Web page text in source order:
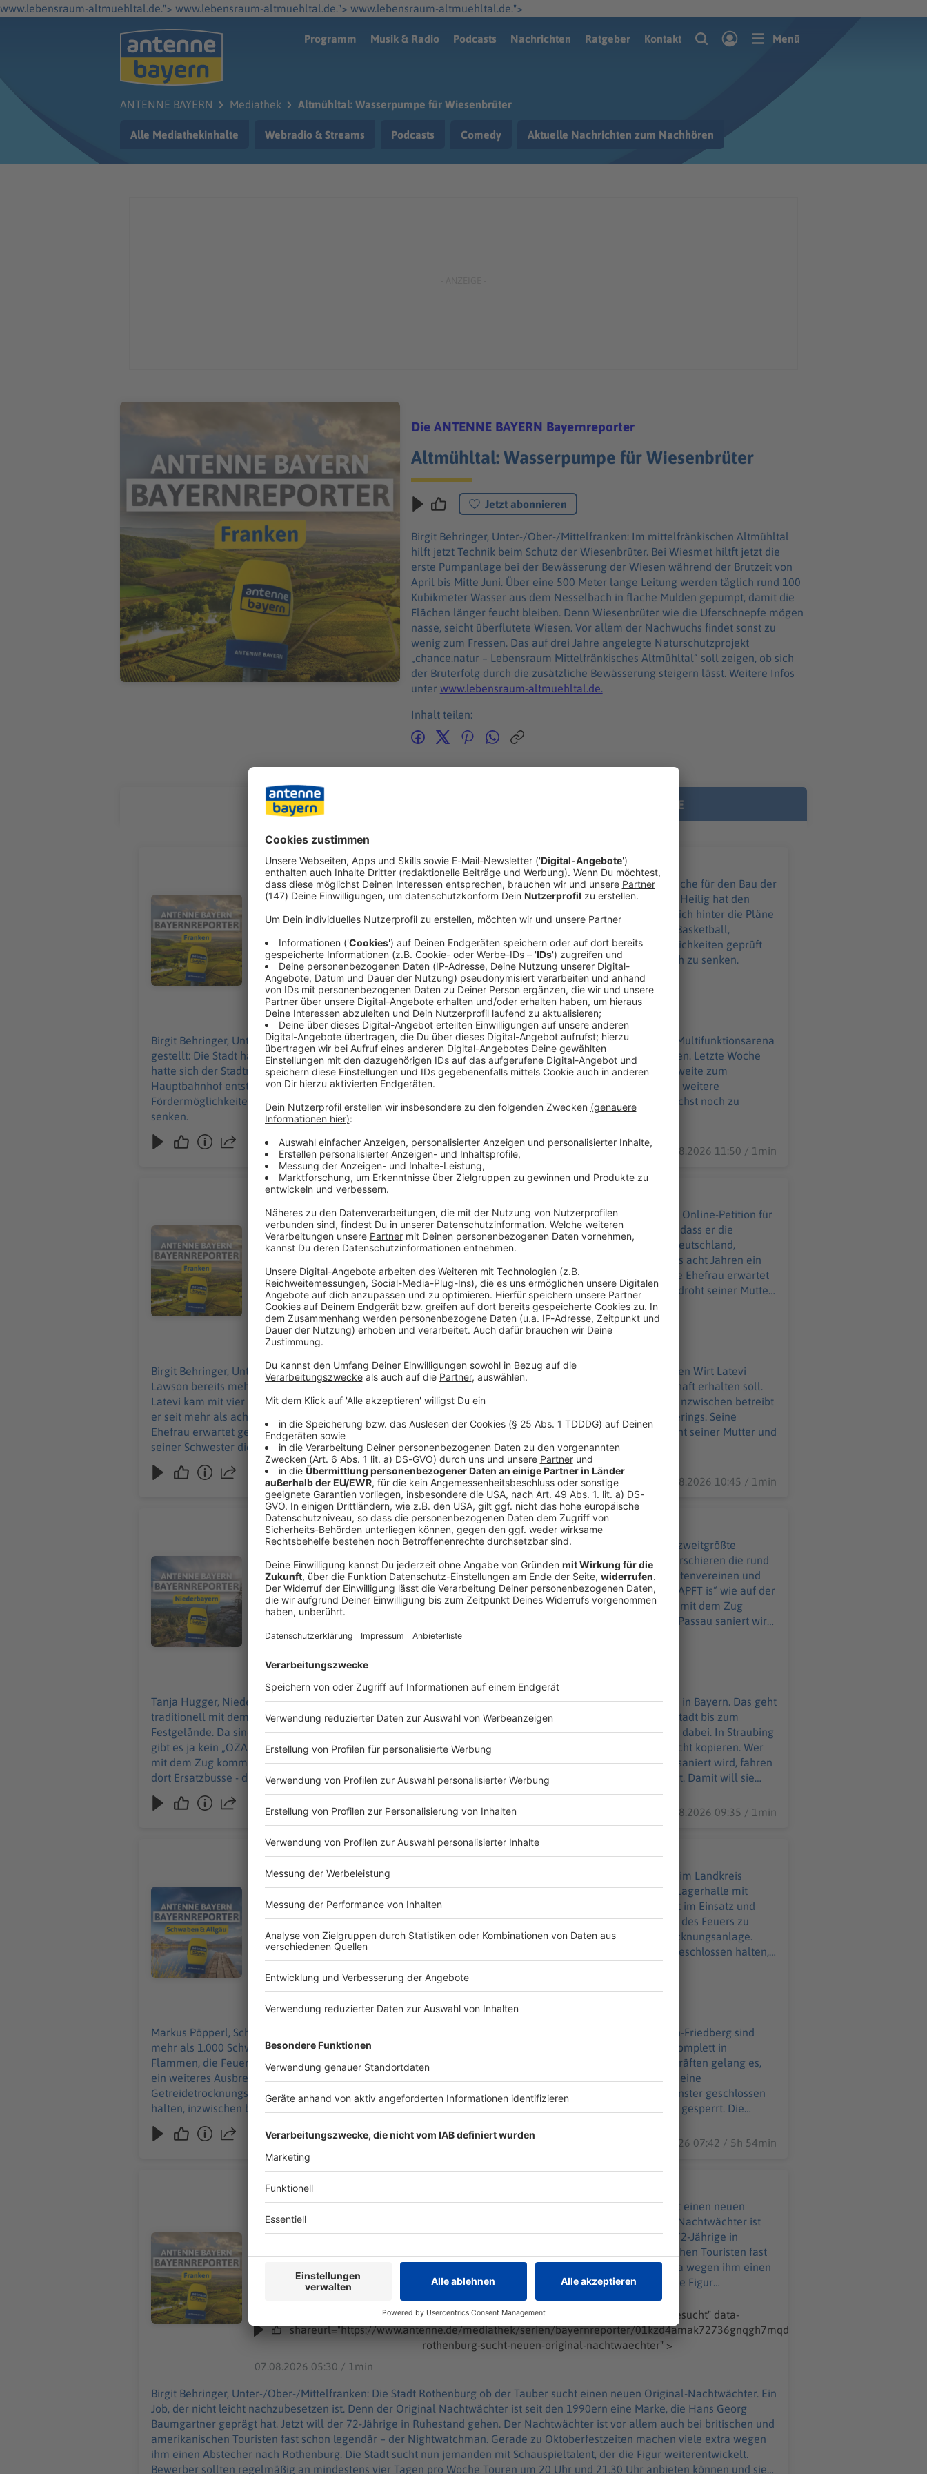
www.lebensraum-altmuehltal.de."> www.lebensraum-altmuehltal.de."> www.lebensraum-altmuehltal.de.">
Programm Musik & Radio Podcasts Nachrichten Ratgeber Kontakt Menü
ANTENNE BAYERN Mediathek Altmühltal: Wasserpumpe für Wiesenbrüter
Alle Mediathekinhalte Webradio & Streams Podcasts Comedy Aktuelle Nachrichten zum Nachhören
Die ANTENNE BAYERN Bayernreporter
Altmühltal: Wasserpumpe für Wiesenbrüter
Jetzt abonnieren
Birgit Behringer, Unter-/Ober-/Mittelfranken: Im mittelfränkischen Altmühltal
hilft jetzt Technik beim Schutz der Wiesenbrüter. Bei Wiesmet hiltft jetzt die
erste Pumpanlage bei der Bewässerung der Wiesen während der Brutzeit von
April bis Mitte Juni. Über eine 500 Meter lange Leitung werden täglich rund 100
Kubikmeter Wasser aus dem Nesselbach in flache Mulden gepumpt, damit die
Flächen länger feucht bleiben. Denn Wiesenbrüter wie die Uferschnepfe mögen
nasse, seicht überflutete Wiesen. Vor allem der Nachwuchs findet sonst zu
wenig zum Fressen. Das auf drei Jahre angelegte Naturschutzprojekt
„chance.natur – Lebensraum Mittelfränkisches Altmühltal“ soll zeigen, ob sich
der Bruterfolg durch die zusätzliche Bewässerung steigern lässt. Weitere Infos
unter www.lebensraum-altmuehltal.de.
Inhalt teilen:
ALLE FOLGEN ANDERE INHALTE
Audiotitel - Kaufvertrag unterschrieben: Würzburg kauft Grundstück für Arena
Kaufvertrag unterschrieben: Würzburg kauft Grundstück für Arena
Birgit Behringer, Unter-/Ober-/Mittelfranken: In Würzburg ist eine weitere wichtige Weiche für den Bau der
Multifunktionsarena gestellt: Die Stadt hat ein Grundstück gekauft. Oberbürgermeister Heilig hat den
Notarvertrag unterschrieben. Letzte Woche hatte sich der Stadtrat noch mal ausdrücklich hinter die Pläne
gestellt. Es soll eine vielseitige Arena in Laufweite zum Hauptbahnhof entstehen - für Basketball,
Konzerte, Shows, oder auch Kongresse. Bis zum Herbst sollen jetzt weitere Fördermöglichkeiten geprüft
werden, um den städtischen Zuschuss für das 85-Millionen-Euro-Projekt möglichst noch zu senken.
07.08.2026 11:50 / 1min
Birgit Behringer, Unter-/Ober-/Mittelfranken: In Würzburg ist eine weitere wichtige Weiche für den Bau der Multifunktionsarena
gestellt: Die Stadt hat ein Grundstück gekauft. Oberbürgermeister Heilig hat den Notarvertrag unterschrieben. Letzte Woche
hatte sich der Stadtrat noch mal ausdrücklich hinter die Pläne gestellt. Es soll eine vielseitige Arena in Laufweite zum
Hauptbahnhof entstehen - für Basketball, Konzerte, Shows, oder auch Kongresse. Bis zum Herbst sollen jetzt weitere
Fördermöglichkeiten geprüft werden, um den städtischen Zuschuss für das 85-Millionen-Euro-Projekt möglichst noch zu
senken.
07.08.2026 11:50 / 1min
Audiotitel - Abschiebung droht: Schweinfurter machen sich stark für Latevi
Abschiebung droht: Schweinfurter machen sich stark für Latevi
Birgit Behringer, Unter-/Ober-/Mittelfranken: In Schweinfurt haben die Initiatoren einer Online-Petition für
den Wirt Latevi Lawson bereits mehr als 5.000 Unterschriften gesammelt - sie fordern, dass er die
deutsche Staatsbürgerschaft erhalten soll. Latevi kam mit vier Jahren aus Togo nach Deutschland,
zusammen mit seiner Mutter und seiner Schwester. Inzwischen betreibt er seit mehr als acht Jahren ein
eigenes Restaurant in Schweinfurt, bietet Kochkurse an und organisiert Caterings. Seine Ehefrau erwartet
gerade ihr drittes Kind - die Familie sehnt sich jetzt besonders nach Sicherheit. Aktuell droht seiner Mutter
und seiner Schwester die Abschiebung. Und auch er bangt, weil seine Aufenthaltserlaubnis bald ausläuft.
07.08.2026 10:45 / 1min
Birgit Behringer, Unter-/Ober-/Mittelfranken: In Schweinfurt haben die Initiatoren einer Online-Petition für den Wirt Latevi
Lawson bereits mehr als 5.000 Unterschriften gesammelt - sie fordern, dass er die deutsche Staatsbürgerschaft erhalten soll.
Latevi kam mit vier Jahren aus Togo nach Deutschland, zusammen mit seiner Mutter und seiner Schwester. Inzwischen betreibt
er seit mehr als acht Jahren ein eigenes Restaurant in Schweinfurt, bietet Kochkurse an und organisiert Caterings. Seine
Ehefrau erwartet gerade ihr drittes Kind - die Familie sehnt sich jetzt besonders nach Sicherheit. Aktuell droht seiner Mutter und
seiner Schwester die Abschiebung. Und auch er bangt, weil seine Aufenthaltserlaubnis bald ausläuft.
07.08.2026 10:45 / 1min
Audiotitel - Endlich: Das Gäubodenvolksfest geht los
Endlich: Das Gäubodenvolksfest geht los
Tanja Hugger, Niederbayern: In Straubing beginnt heute das Gäubodenvolksfest – das zweitgrößte
Volksfest in Bayern. Das geht traditionell mit dem großen Festzug los. Ab 17 Uhr 30 marschieren die rund
3500 Teilnehmer durch die Altstadt bis zum Festgelände. Da sind Musikkapellen, Trachtenvereinen und
natürlich die Festwirten mit ihren Bauereiwagen dabei. In Straubing gibt es ja kein „OZAPFT is“ wie auf der
Wiesn. Das ist eine Münchener Tradition. Die will man hier einfach nicht kopieren. Wer mit dem Zug
kommt, sollte mehr Zeit einplanen: Weil die Bahnstrecke zwischen Obertraubling und Passau saniert wird,
fahren dort Ersatzbusse - die brauchen länger. Und für die Sicherheit hat die Polizei wieder viele Kameras
aufs Festgelände. Das Gäubodenvolksfest geht bis zum 17.8.
07.08.2026 09:35 / 1min
Tanja Hugger, Niederbayern: In Straubing beginnt heute das Gäubodenvolksfest – das zweitgrößte Volksfest in Bayern. Das geht
traditionell mit dem großen Festzug los. Ab 17 Uhr 30 marschieren die rund 3500 Teilnehmer durch die Altstadt bis zum
Festgelände. Da sind Musikkapellen, Trachtenvereinen und natürlich die Festwirten mit ihren Bauereiwagen dabei. In Straubing
gibt es ja kein „OZAPFT is“ wie auf der Wiesn. Das ist eine Münchener Tradition. Die will man hier einfach nicht kopieren. Wer
mit dem Zug kommt, sollte mehr Zeit einplanen: Weil die Bahnstrecke zwischen Obertraubling und Passau saniert wird, fahren
dort Ersatzbusse - die brauchen länger. Und für die Sicherheit hat die Polizei wieder viele Kameras installiert. Damit will sie
erkennen erkennt, wenn irgendwo Ärger entsteht. Ab 16 Uhr können die Besucher aufs Festgelände. Das Gäubodenvolksfest
geht bis zum 17.8.
07.08.2026 09:35 / 1min
Audiotitel - Über 1.000 tote Schweine bei Stallbrand im Kreis Aichach-Friedberg
Über 1.000 tote Schweine bei Stallbrand im Kreis Aichach-Friedberg
Markus Pöpperl, Schwaben/Allgäu: Bei einem Großbrand auf einem Bauernhof in Ried im Landkreis
Aichach-Friedberg sind mehr als 1.000 Schweine im Stall verendet. Der Stall und eine Lagerhalle mit
Getreide standen am Abend komplett in Flammen, die Feuerwehr war die ganze Nacht im Einsatz und
löscht auch heute Morgen noch. Den Einsatzkräften gelang es, ein weiteres Ausbreiten des Feuers zu
verhindern – in der Nähe standen unter anderem ein Heizöltank und eine Getreidetrocknungsanlage.
Wegen der starken Rauchentwicklung sollten Anwohner zunächst Türen und Fenster geschlossen halten,
gesperrt. Die Brandursache ist noch unklar, Hinweise auf Brandstiftung gibt es bisher nicht, rund 350
07.08.2026 07:42 / 5h 54min
Markus Pöpperl, Schwaben/Allgäu: Bei einem Großbrand auf einem Bauernhof in Ried im Landkreis Aichach-Friedberg sind
mehr als 1.000 Schweine im Stall verendet. Der Stall und eine Lagerhalle mit Getreide standen am Abend komplett in
Flammen, die Feuerwehr war die ganze Nacht im Einsatz und löscht auch heute Morgen noch. Den Einsatzkräften gelang es,
ein weiteres Ausbreiten des Feuers zu verhindern – in der Nähe standen unter anderem ein Heizöltank und eine
Getreidetrocknungsanlage. Wegen der starken Rauchentwicklung sollten Anwohner zunächst Türen und Fenster geschlossen
halten, inzwischen besteht laut Polizei aber keine Gefahr mehr, die angrenzende Staatsstraße bleibt vorerst gesperrt. Die
Brandursache ist noch unklar, Hinweise auf Brandstiftung gibt es bisher nicht, rund 350 Einsatzkräfte und zahlreiche Landwirte
mit Wassertanks waren vor Ort.
07.08.2026 07:42 / 5h 54min
Audiotitel - Rothenburg sucht neuen Original-Nachtwächter
Rothenburg sucht neuen Original-Nachtwächter
Birgit Behringer, Unter-/Ober-/Mittelfranken: Die Stadt Rothenburg ob der Tauber sucht einen neuen
Original-Nachtwächter. Ein Job, der nicht leicht nachzubesetzen ist. Denn der Original Nachtwächter ist
seit den 1990ern eine Marke, die Hans Georg Baumgartner geprägt hat. Jetzt will der 72-Jährige in
schon legendär – der Nightwatchman. Gerade zu Oktoberfestzeiten machen viele extra wegen ihm einen
Abstecher nach Rothenburg. Die Stadt sucht nun jemanden mit Schauspieltalent, der die Figur
weiterentwickelt. Bewerber sollten regelmäßig an mindestens vier Tagen pro Woche Touren um 20 Uhr
und 21.30 Uhr anbieten können und sie solten über sehr gut Englischkenntnisse verfügen. Er isr ein
offizieller Repräsentant Rothenburgs, allerdings nicht angestellt. Die Bewergbungsfrist geht bis Ende
https://stadt.rothenburg.de/nachrichten/artikel/nachtwaechter-gesucht
https://stadt.rothenburg.de/nachrichten/artikel/nachtwaechter-gesucht" data-
shareurl="https://www.antenne.de/mediathek/serien/bayernreporter/01kzd4amak72736gnqgh7mqd90-
rothenburg-sucht-neuen-original-nachtwaechter" >
07.08.2026 05:30 / 1min
Birgit Behringer, Unter-/Ober-/Mittelfranken: Die Stadt Rothenburg ob der Tauber sucht einen neuen Original-Nachtwächter. Ein
Job, der nicht leicht nachzubesetzen ist. Denn der Original Nachtwächter ist seit den 1990ern eine Marke, die Hans Georg
Baumgartner geprägt hat. Jetzt will der 72-Jährige in Ruhestand gehen. Der Nachtwächter ist vor allem auch bei britischen und
amerikanischen Touristen fast schon legendär – der Nightwatchman. Gerade zu Oktoberfestzeiten machen viele extra wegen
ihm einen Abstecher nach Rothenburg. Die Stadt sucht nun jemanden mit Schauspieltalent, der die Figur weiterentwickelt.
Bewerber sollten regelmäßig an mindestens vier Tagen pro Woche Touren um 20 Uhr und 21.30 Uhr anbieten können und sie